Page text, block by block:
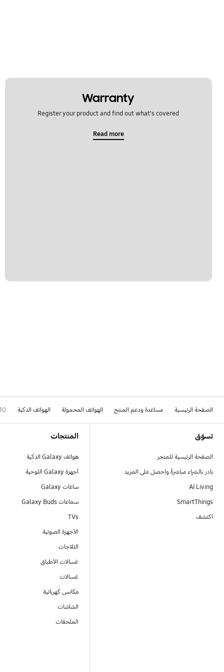
Warranty
Register your product and find out what's covered
Read more
الصفحة الرئيسية مساعدة ودعم المنتج الهواتف المحمولة الهواتف الذكية
تسوّق
الصفحة الرئيسية للمتجر
بادر بالشراء مباشرةً واحصل على المزيد
AI Living
SmartThings
اكتشف
المنتجات
هواتف Galaxy الذكية
أجهزة Galaxy اللوحية
ساعات Galaxy
سماعات Galaxy Buds
TVs
الأجهزة الصوتية
الثلاجات
غسالات الأطباق
غسالات
مكانس كهربائية
الشاشات
الملحقات